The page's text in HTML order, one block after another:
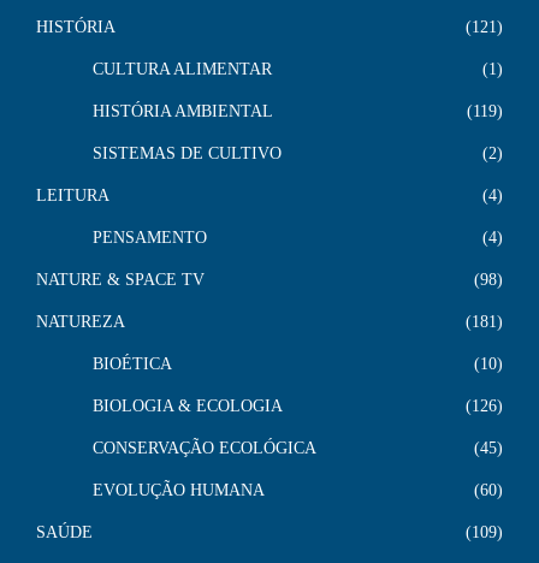
HISTÓRIA 121
CULTURA ALIMENTAR 1
HISTÓRIA AMBIENTAL 119
SISTEMAS DE CULTIVO 2
LEITURA 4
PENSAMENTO 4
NATURE & SPACE TV 98
NATUREZA 181
BIOÉTICA 10
BIOLOGIA & ECOLOGIA 126
CONSERVAÇÃO ECOLÓGICA 45
EVOLUÇÃO HUMANA 60
SAÚDE 109